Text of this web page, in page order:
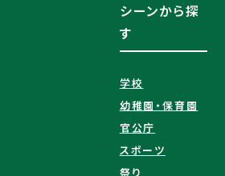
シーンから探
す
学校
幼稚園・保育園
官公庁
スポーツ
祭り